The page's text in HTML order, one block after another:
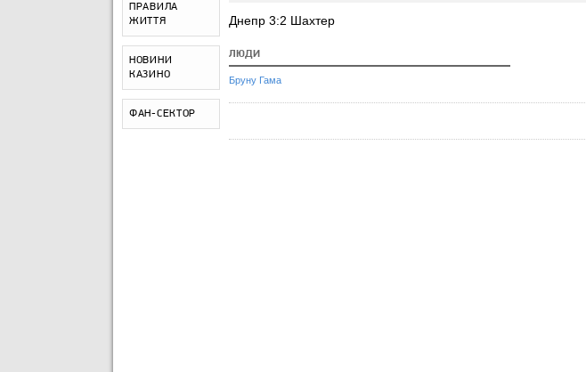
ПРАВИЛА
ЖИТТЯ
НОВИНИ
КАЗИНО
ФАН-СЕКТОР
Днепр 3:2 Шахтер
ЛЮДИ
Бруну Гама